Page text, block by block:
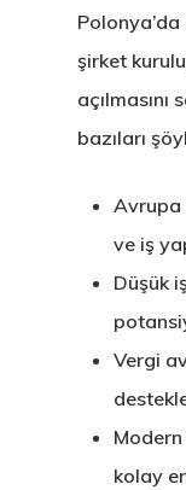
şirket
bazıları
Avrupa
ve iş
Düşük
Vergi
kolay